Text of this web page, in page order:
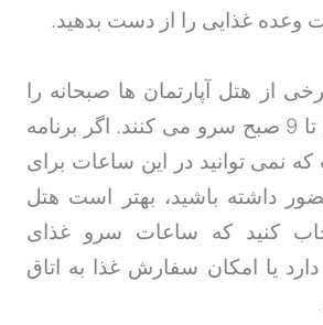
وعده غذایی را از دست بدهید.
از هتل آپارتمان ها صبحانه را
فقط از ساعت 7 تا 9 صبح سرو می کنند. اگر برنامه
نمی توانید در این ساعات برای
داشته باشید، بهتر است هتل
کنید که ساعات سرو غذای
یا امکان سفارش غذا به اتاق